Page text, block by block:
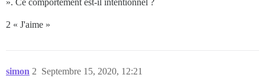
». Ce comportement est-il intentionnel ?
2 « J'aime »
simon Septembre 15, 2020, 12:21
2